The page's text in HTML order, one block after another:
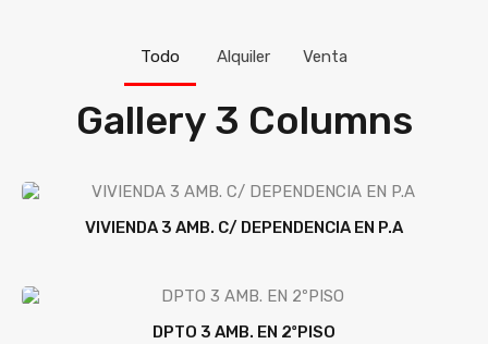
Gallery 3 Columns
Todo Alquiler Venta
VIVIENDA 3 AMB. C/ DEPENDENCIA EN P.A
DPTO 3 AMB. EN 2ºPISO